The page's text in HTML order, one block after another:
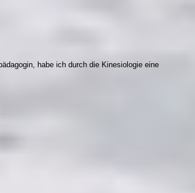
habe ich durch die Kinesiologie eine